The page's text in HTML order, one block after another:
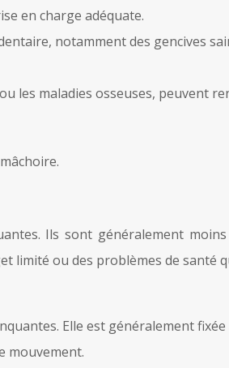
en charge adéquate.
notamment des gencives
les maladies osseuses, peuvent
Ils sont généralement
ou des problèmes de santé
Elle est généralement
mouvement.